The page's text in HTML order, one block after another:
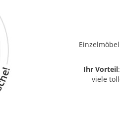
Ihr Vorteil
viele